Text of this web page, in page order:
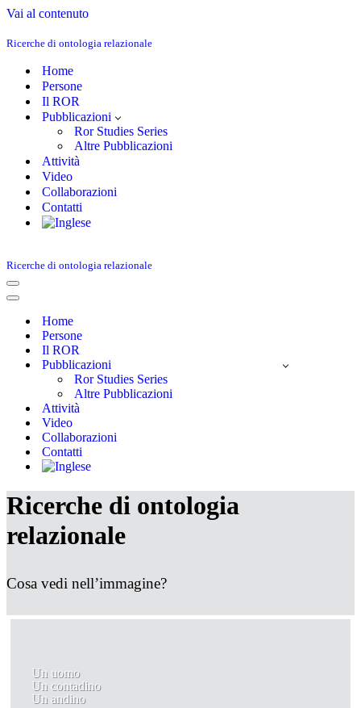
Vai al contenuto
Ricerche di ontologia relazionale
Home
Persone
Il ROR
Pubblicazioni
Ror Studies Series
Altre Pubblicazioni
Attività
Video
Collaborazioni
Contatti
Ricerche di ontologia relazionale
Menu
di
Menu
navigazione
Home
Persone
Il ROR
Pubblicazioni
Ror Studies Series
Altre Pubblicazioni
Attività
Video
Collaborazioni
Contatti
Ricerche di ontologia
relazionale
Cosa vedi nell’immagine?
Un uomo
Un contadino
Un andino